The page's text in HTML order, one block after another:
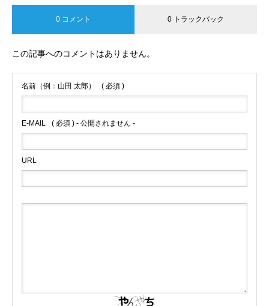
0 コメント 0 トラックバック
この記事へのコメントはありません。
名前（例：山田 太郎） ( 必須 )
E-MAIL ( 必須 ) - 公開されません -
URL